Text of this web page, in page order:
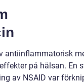
antiinflammatorisk
på hälsan. En
av NSAID var